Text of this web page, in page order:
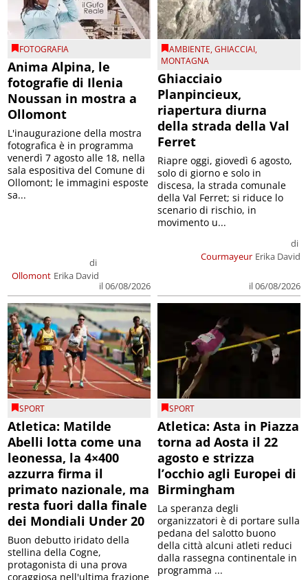
FOTOGRAFIA
Anima Alpina, le
fotografie di Ilenia
Noussan in mostra a
Ollomont
Ollomont
di
Erika David
il 06/08/2026
L'inaugurazione della mostra
fotografica è in programma
venerdì 7 agosto alle 18, nella
sala espositiva del Comune di
Ollomont; le immagini esposte
sa...
AMBIENTE,GHIACCIAI,
MONTAGNA
Ghiacciaio
Planpincieux,
riapertura diurna
della strada della Val
Ferret
Courmayeur
di
Erika David
il 06/08/2026
Riapre oggi, giovedì 6 agosto,
solo di giorno e solo in
discesa, la strada comunale
della Val Ferret; si riduce lo
scenario di rischio, in
movimento u...
SPORT
Atletica: Matilde
Abelli lotta come una
leonessa, la 4×400
azzurra firma il
primato nazionale, ma
resta fuori dalla finale
dei Mondiali Under 20
Buon debutto iridato della
stellina della Cogne,
protagonista di una prova
coraggiosa nell'ultima frazione
SPORT
Atletica: Asta in Piazza
torna ad Aosta il 22
agosto e strizza
l’occhio agli Europei di
Birmingham
La speranza degli
organizzatori è di portare sulla
pedana del salotto buono
della città alcuni atleti reduci
dalla rassegna continentale in
programma ...